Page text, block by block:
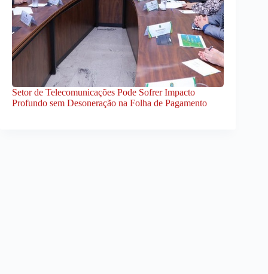
Setor de Telecomunicações Pode Sofrer Impacto
Profundo sem Desoneração na Folha de Pagamento